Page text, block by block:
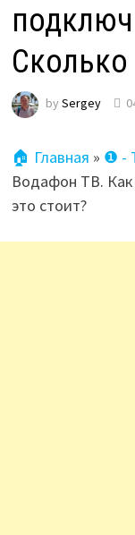
Сколько
by Sergey
🏠 Главная » ❶ -
Водафон ТВ. Как
это стоит?